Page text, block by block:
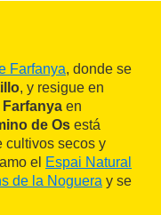
Farfanya, donde se
, y resigue en
Farfanya en
de Os está
cultivos secos y
el Espai Natural
de la Noguera y se